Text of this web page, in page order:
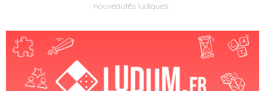
nouveautés ludiques :